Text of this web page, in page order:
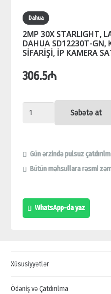
Dahua
2MP 30X STARLIGHT,
DAHUA SD12230T-GN,
SİFARİŞİ, İP KAMERA
306.5₼
2MP
LASER
IP
DAHUA
SD12230T-
İP
Səbətə at
Gün ərzində pulsuz
Bütün məhsullara rəsmi
WhatsApp-da yaz
Xüsusiyyətlər
Ödəniş və Çatdırılma